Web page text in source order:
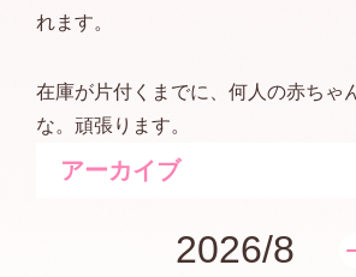
れます。
在庫が片付くまでに、何人の赤ちゃ
な。頑張ります。
アーカイブ
2026/8